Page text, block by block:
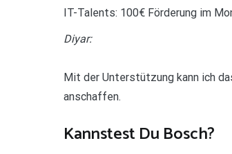
IT-Talents: 100€ Förderung im
Diyar:
Mit der Unterstützung kann ich
anschaffen.
Kannstest Du Bosch?